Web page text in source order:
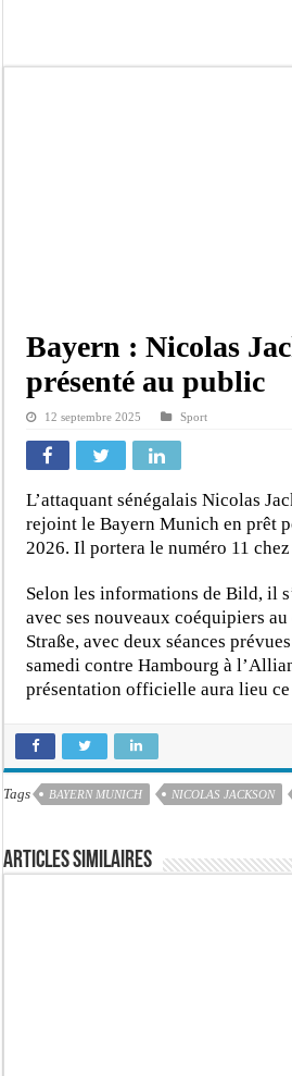
Bayern : Nicolas
présenté au public
12 septembre 2025 Sport
L’attaquant sénégalais Nicolas
rejoint le Bayern Munich en prêt
2026. Il portera le numéro 11
Selon les informations de Bild, il
avec ses nouveaux coéquipiers au
Straße, avec deux séances
samedi contre Hambourg à
présentation officielle aura lieu
Tags BAYERN MUNICH NICOLAS JACKSON
Articles similaires